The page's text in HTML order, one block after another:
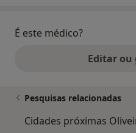
É este médico?
Editar
Pesquisas relacionadas
Cidades próximas